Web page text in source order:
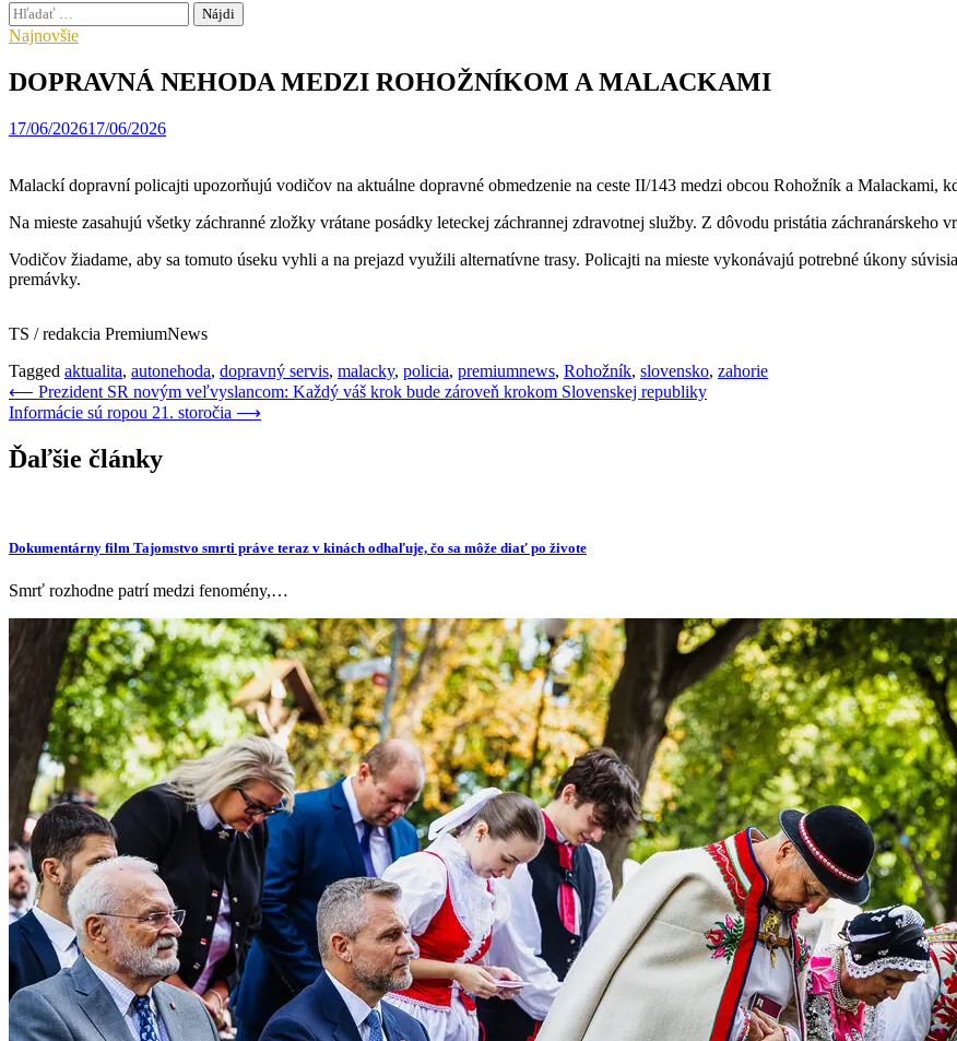
Hľadať:
Najnovšie
DOPRAVNÁ NEHODA MEDZI ROHOŽNÍKOM A MALACKAMI
17/06/202617/06/2026
Malackí dopravní policajti upozorňujú vodičov na aktuálne dopravné obmedzenie na ceste II/143 medzi obcou Rohožník a Malackami,
Na mieste zasahujú všetky záchranné zložky vrátane posádky leteckej záchrannej zdravotnej služby. Z dôvodu pristátia záchranárskeho
Vodičov žiadame, aby sa tomuto úseku vyhli a na prejazd využili alternatívne trasy. Policajti na mieste vykonávajú potrebné úkony
premávky.
TS / redakcia PremiumNews
Tagged aktualita, autonehoda, dopravný servis, malacky, policia, premiumnews, Rohožník, slovensko, zahorie
Navigácia
v
článku
⟵ Prezident SR novým veľvyslancom: Každý váš krok bude zároveň krokom Slovenskej republiky
Informácie sú ropou 21. storočia ⟶
Ďaľšie články
Dokumentárny film Tajomstvo smrti práve teraz v kinách odhaľuje, čo sa môže diať po živote
Smrť rozhodne patrí medzi fenomény,…